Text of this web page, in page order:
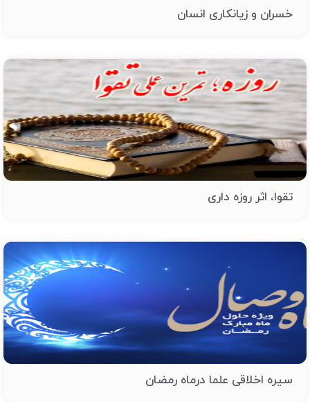
خسران و زیانکاری انسان
تقوا، اثر روزه داری
سیره اخلاقی علما درماه رمضان